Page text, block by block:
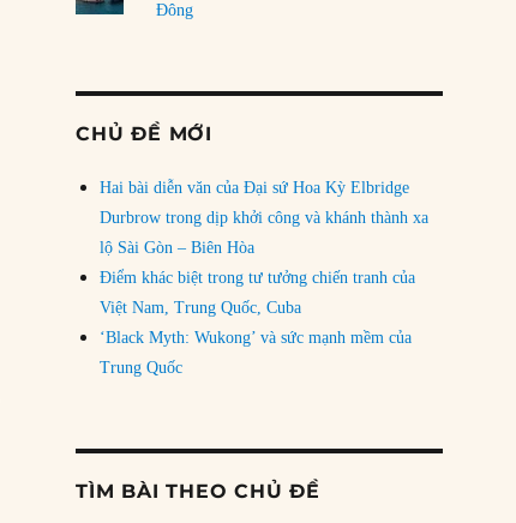
Đông
CHỦ ĐỀ MỚI
Hai bài diễn văn của Đại sứ Hoa Kỳ Elbridge
Durbrow trong dịp khởi công và khánh thành xa
lộ Sài Gòn – Biên Hòa
Điểm khác biệt trong tư tưởng chiến tranh của
Việt Nam, Trung Quốc, Cuba
‘Black Myth: Wukong’ và sức mạnh mềm của
Trung Quốc
TÌM BÀI THEO CHỦ ĐỀ